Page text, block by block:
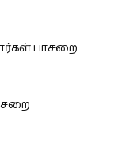
பாசறை